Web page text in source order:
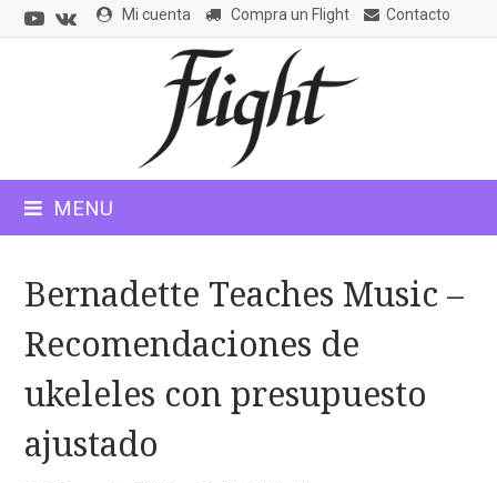
Youtube
VK Mi cuenta Compra un Flight Contacto
MENU
Bernadette Teaches Music –
Recomendaciones de
ukeleles con presupuesto
ajustado